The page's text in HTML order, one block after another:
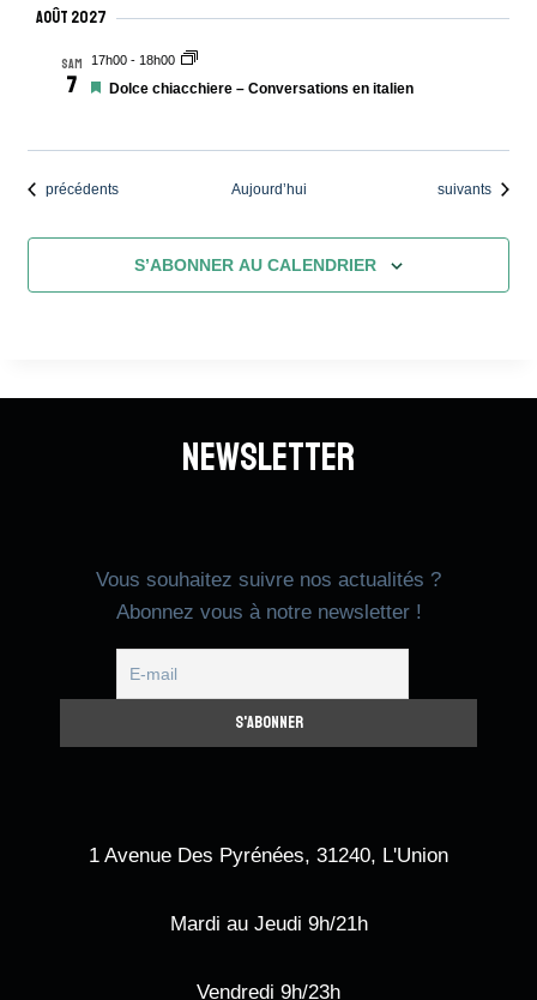
avant
Août 2027
SAM
7
17h00- 18h00
Mis
Dolce chiacchiere – Conversations en italien
Évènements
précédents Aujourd’hui Évènements
suivants
S’ABONNER AU CALENDRIER
Newsletter
Vous souhaitez suivre nos actualités ?
Abonnez vous à notre newsletter !
1 Avenue Des Pyrénées, 31240, L'Union
Mardi au Jeudi 9h/21h
Vendredi 9h/23h